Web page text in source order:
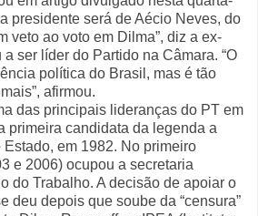
presidente será de Aécio Neves, do
veto ao voto em Dilma”, diz a ex-
ser líder do Partido na Câmara. “O
política do Brasil, mas é tão
afirmou.
das principais lideranças do PT em
primeira candidata da legenda a
em 1982. No primeiro
e 2006) ocupou a secretaria
do Trabalho. A decisão de apoiar o
deu depois que soube da “censura”